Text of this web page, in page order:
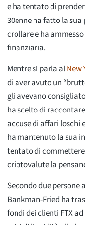
e ha tentato di
30enne ha fatto la
crollare e ha
finanziaria.
Mentre si parla alNew
di aver avuto un
gli avevano
ha scelto di
accuse di affari loschi
ha mantenuto la sua
tentato di
criptovalute la
Secondo due persone
Bankman-Fried ha
fondi dei clienti FTX